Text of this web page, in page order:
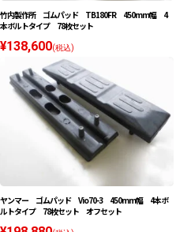
竹内製作所 ゴムパッド TB180FR 450mm幅 4
本ボルトタイプ 78枚セット
¥138,600(税込)
ヤンマー ゴムパッド Vio70-3 450mm幅 4本ボ
ルトタイプ 78枚セット オフセット